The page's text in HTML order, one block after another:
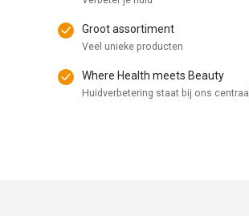
Groot assortiment
Veel unieke producten
Where Health meets Beauty
Huidverbetering staat bij ons centraal